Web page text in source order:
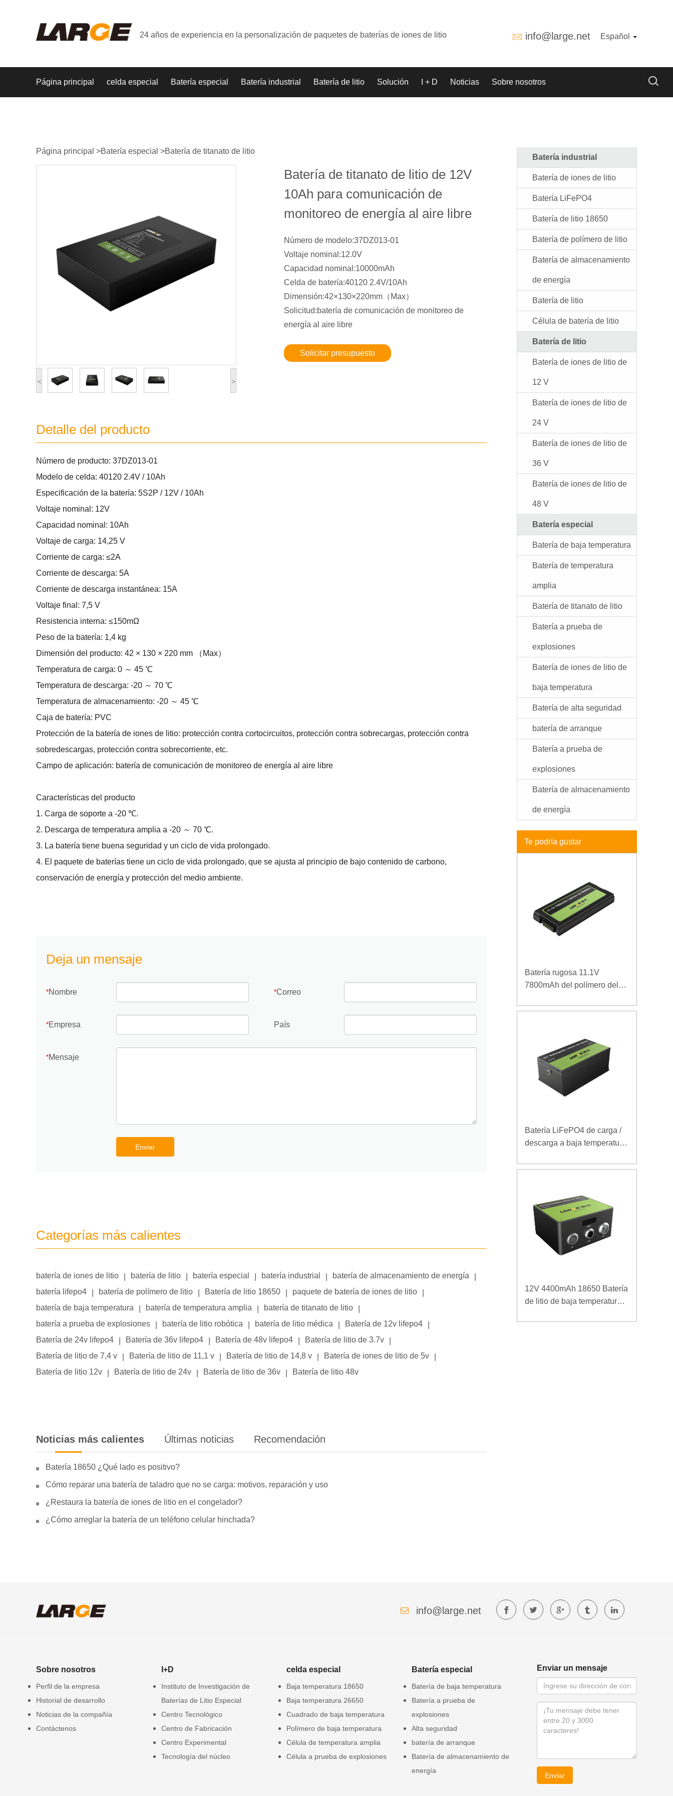
24 años de experiencia en la personalización de paquetes de baterías de iones de litio info@large.net Español
Página principal celda especial Batería especial Batería industrial Batería de litio Solución I + D Noticias Sobre nosotros
Página principal >Batería especial >Batería de titanato de litio
Batería de titanato de litio de 12V
10Ah para comunicación de
monitoreo de energía al aire libre
Número de modelo:37DZ013-01
Voltaje nominal:12.0V
Capacidad nominal:10000mAh
Celda de batería:40120 2.4V/10Ah
Dimensión:42×130×220mm（Max）
Solicitud:batería de comunicación de monitoreo de
energía al aire libre
Solicitar presupuesto
< >
Detalle del producto
Número de producto: 37DZ013-01
Modelo de celda: 40120 2.4V / 10Ah
Especificación de la batería: 5S2P / 12V / 10Ah
Voltaje nominal: 12V
Capacidad nominal: 10Ah
Voltaje de carga: 14,25 V
Corriente de carga: ≤2A
Corriente de descarga: 5A
Corriente de descarga instantánea: 15A
Voltaje final: 7,5 V
Resistencia interna: ≤150mΩ
Peso de la batería: 1,4 kg
Dimensión del producto: 42 × 130 × 220 mm （Max）
Temperatura de carga: 0 ～ 45 ℃
Temperatura de descarga: -20 ～ 70 ℃
Temperatura de almacenamiento: -20 ～ 45 ℃
Caja de batería: PVC
Protección de la batería de iones de litio: protección contra cortocircuitos, protección contra sobrecargas, protección contra
sobredescargas, protección contra sobrecorriente, etc.
Campo de aplicación: batería de comunicación de monitoreo de energía al aire libre
Características del producto
1. Carga de soporte a -20 ℃.
2. Descarga de temperatura amplia a -20 ～ 70 ℃.
3. La batería tiene buena seguridad y un ciclo de vida prolongado.
4. El paquete de baterías tiene un ciclo de vida prolongado, que se ajusta al principio de bajo contenido de carbono,
conservación de energía y protección del medio ambiente.
Deja un mensaje
*Nombre *Correo
*Empresa País
*Mensaje
Enviar
Categorías más calientes
batería de iones de litio batería de litio batería especial batería industrial batería de almacenamiento de energía
batería lifepo4
batería de polímero de litio Batería de litio 18650 paquete de batería de iones de litio
batería de baja temperatura
batería de temperatura amplia batería de titanato de litio
batería a prueba de explosiones
batería de litio robótica batería de litio médica Batería de 12v lifepo4
Batería de 24v lifepo4
Batería de 36v lifepo4 Batería de 48v lifepo4 Batería de litio de 3.7v
Batería de litio de 7,4 v
Batería de litio de 11,1 v Batería de litio de 14,8 v Batería de iones de litio de 5v
Batería de litio 12v
Batería de litio de 24v Batería de litio de 36v Batería de litio 48v
Noticias más calientes Últimas noticias Recomendación
Batería 18650 ¿Qué lado es positivo?
Cómo reparar una batería de taladro que no se carga: motivos, reparación y uso
¿Restaura la batería de iones de litio en el congelador?
¿Cómo arreglar la batería de un teléfono celular hinchada?
Batería industrial
Batería de iones de litio
Batería LiFePO4
Batería de litio 18650
Batería de polímero de litio
Batería de almacenamiento
de energía
Batería de litio
Célula de batería de litio
Batería de litio
Batería de iones de litio de
12 V
Batería de iones de litio de
24 V
Batería de iones de litio de
36 V
Batería de iones de litio de
48 V
Batería especial
Batería de baja temperatura
Batería de temperatura
amplia
Batería de titanato de litio
Batería a prueba de
explosiones
Batería de iones de litio de
baja temperatura
Batería de alta seguridad
batería de arranque
Batería a prueba de
explosiones
Batería de almacenamiento
de energía
Te podría gustar
Batería rugosa 11.1V
7800mAh del polímero del
densidad de alta energía de
Batería LiFePO4 de carga /
descarga a baja temperatura
base de telecomunicaciones
12V 4400mAh 18650 Batería
de litio de baja temperatura
info@large.net
Sobre nosotros
Perfil de la empresa
Historial de desarrollo
Noticias de la compañía
Contáctenos
I+D
Instituto de Investigación de
Baterías de Litio Especial
Centro Tecnológico
Centro de Fabricación
Centro Experimental
Tecnología del núcleo
celda especial
Baja temperatura 18650
Baja temperatura 26650
Cuadrado de baja temperatura
Polímero de baja temperatura
Célula de temperatura amplia
Célula a prueba de explosiones
Batería especial
Batería de baja temperatura
Batería a prueba de
explosiones
Alta seguridad
batería de arranque
Batería de almacenamiento de
energía
Enviar un mensaje
Enviar